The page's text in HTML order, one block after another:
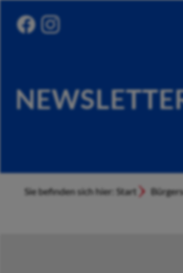
Sie befinden sich hier: Start